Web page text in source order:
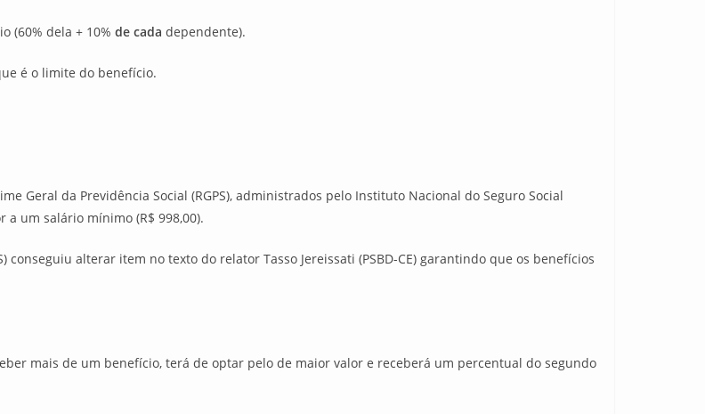
(60% dela + 10% de cada dependente).
é o limite do benefício.
Geral da Previdência Social (RGPS), administrados pelo Instituto Nacional do Seguro Social
um salário mínimo (R$ 998,00).
conseguiu alterar item no texto do relator Tasso Jereissati (PSBD-CE) garantindo que os benefícios
mais de um benefício, terá de optar pelo de maior valor e receberá um percentual do segundo